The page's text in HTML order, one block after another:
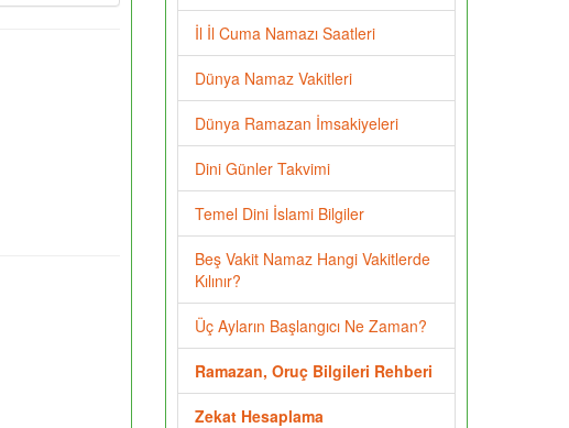
İl İl Cuma Namazı Saatleri
Dünya Namaz Vakitleri
Dünya Ramazan İmsakiyeleri
Dini Günler Takvimi
Temel Dini İslami Bilgiler
Beş Vakit Namaz Hangi Vakitlerde
Kılınır?
Üç Ayların Başlangıcı Ne Zaman?
Ramazan, Oruç Bilgileri Rehberi
Zekat Hesaplama